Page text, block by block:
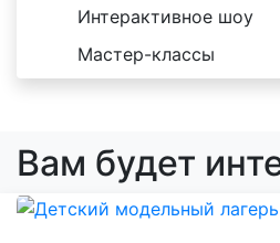
Интерактивное шоу
Мастер-классы
Вам будет